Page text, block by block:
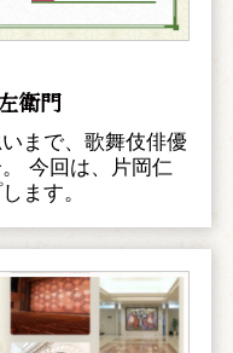
衛門
まで、歌舞伎俳優
今回は、片岡仁
ます。